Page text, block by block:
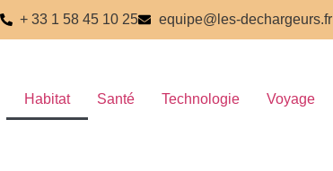
+ 33 1 58 45 10 25 equipe@les-dechargeurs.fr
Habitat Santé Technologie Voyage